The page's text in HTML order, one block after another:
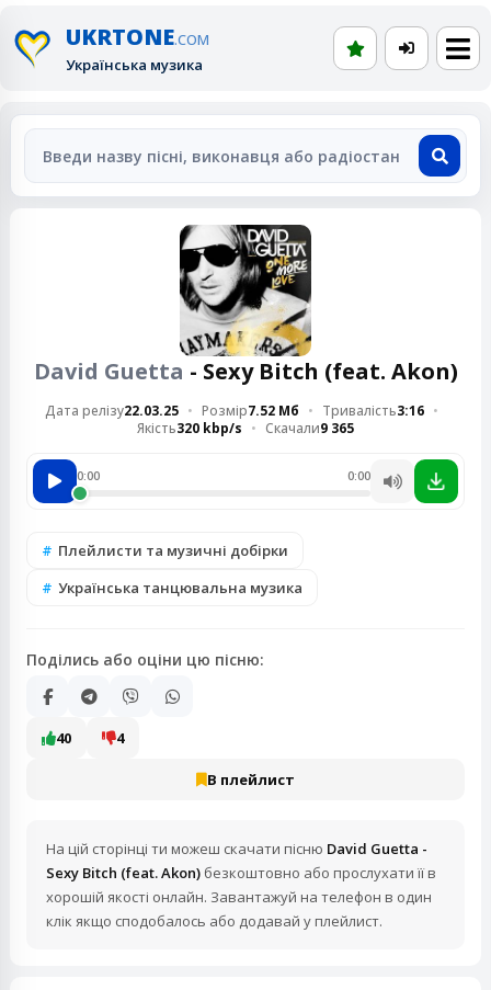
UKRTONE.COM
Українська музика
David Guetta - Sexy Bitch (feat. Akon)
Дата релізу22.03.25 Розмір7.52 Мб Тривалість3:16
Якість320 kbp/s Скачали9 365
0:00 0:00
Плейлисти та музичні добірки
Українська танцювальна музика
Поділись або оціни цю пісню:
40 4
В плейлист
На цій сторінці ти можеш скачати пісню David Guetta -
Sexy Bitch (feat. Akon) безкоштовно або прослухати її в
хорошій якості онлайн. Завантажуй на телефон в один
клік якщо сподобалось або додавай у плейлист.